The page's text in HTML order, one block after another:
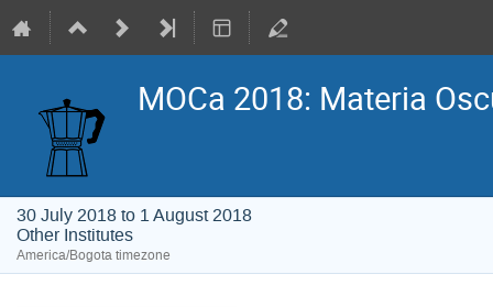
MOCa 2018: Materia
30 July 2018 to 1 August 2018
Other Institutes
America/Bogota timezone